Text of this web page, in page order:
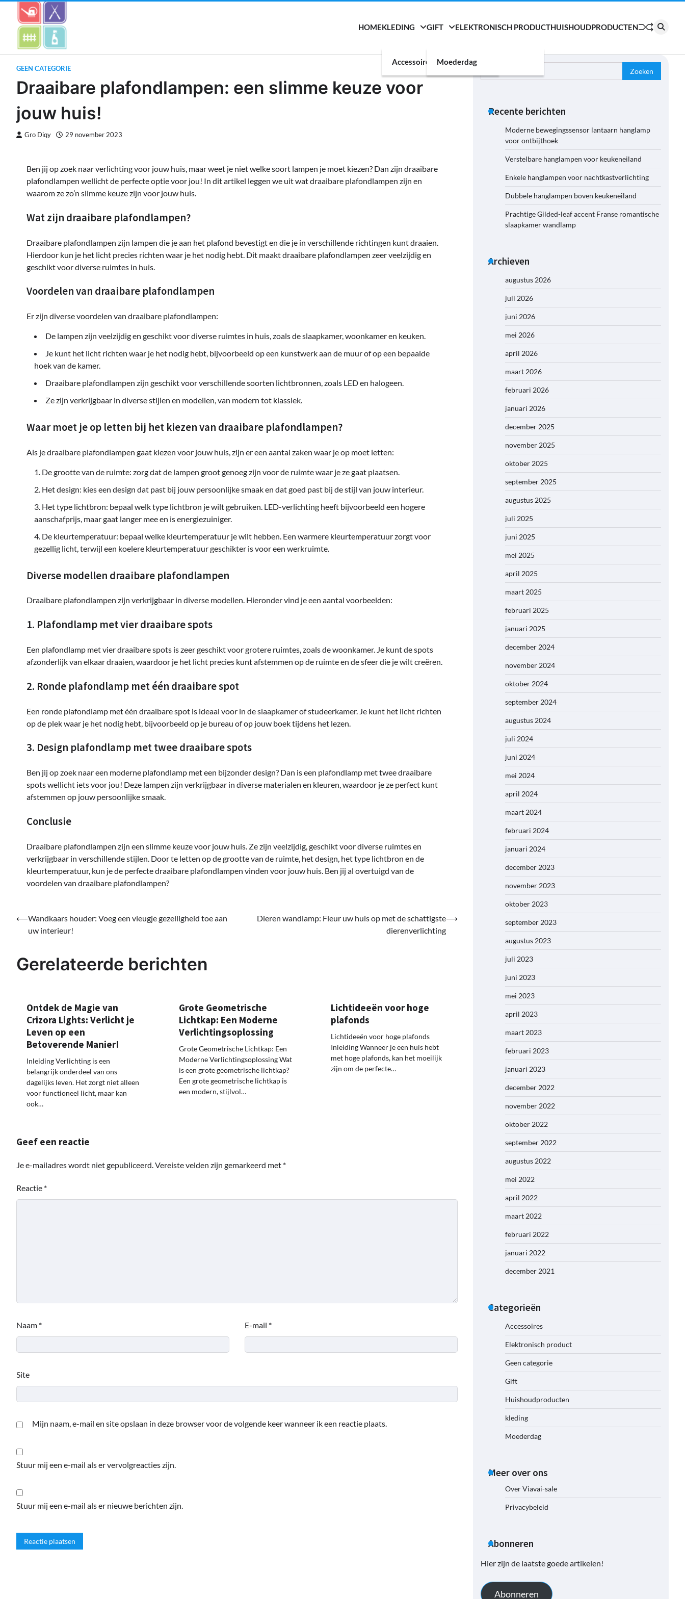
content
HOMEKLEDING
Accessoires
GIFT
Moederdag
ELEKTRONISCH PRODUCTHUISHOUDPRODUCTEN
GEEN CATEGORIE
Draaibare plafondlampen: een slimme keuze voor
jouw huis!
Gro Diqy 29 november 2023
Ben jij op zoek naar verlichting voor jouw huis, maar weet je niet welke soort lampen je moet kiezen? Dan zijn draaibare
plafondlampen wellicht de perfecte optie voor jou! In dit artikel leggen we uit wat draaibare plafondlampen zijn en
waarom ze zo’n slimme keuze zijn voor jouw huis.
Wat zijn draaibare plafondlampen?
Draaibare plafondlampen zijn lampen die je aan het plafond bevestigt en die je in verschillende richtingen kunt draaien.
Hierdoor kun je het licht precies richten waar je het nodig hebt. Dit maakt draaibare plafondlampen zeer veelzijdig en
geschikt voor diverse ruimtes in huis.
Voordelen van draaibare plafondlampen
Er zijn diverse voordelen van draaibare plafondlampen:
De lampen zijn veelzijdig en geschikt voor diverse ruimtes in huis, zoals de slaapkamer, woonkamer en keuken.
Je kunt het licht richten waar je het nodig hebt, bijvoorbeeld op een kunstwerk aan de muur of op een bepaalde
hoek van de kamer.
Draaibare plafondlampen zijn geschikt voor verschillende soorten lichtbronnen, zoals LED en halogeen.
Ze zijn verkrijgbaar in diverse stijlen en modellen, van modern tot klassiek.
Waar moet je op letten bij het kiezen van draaibare plafondlampen?
Als je draaibare plafondlampen gaat kiezen voor jouw huis, zijn er een aantal zaken waar je op moet letten:
De grootte van de ruimte: zorg dat de lampen groot genoeg zijn voor de ruimte waar je ze gaat plaatsen.
Het design: kies een design dat past bij jouw persoonlijke smaak en dat goed past bij de stijl van jouw interieur.
Het type lichtbron: bepaal welk type lichtbron je wilt gebruiken. LED-verlichting heeft bijvoorbeeld een hogere
aanschafprijs, maar gaat langer mee en is energiezuiniger.
De kleurtemperatuur: bepaal welke kleurtemperatuur je wilt hebben. Een warmere kleurtemperatuur zorgt voor
gezellig licht, terwijl een koelere kleurtemperatuur geschikter is voor een werkruimte.
Diverse modellen draaibare plafondlampen
Draaibare plafondlampen zijn verkrijgbaar in diverse modellen. Hieronder vind je een aantal voorbeelden:
1. Plafondlamp met vier draaibare spots
Een plafondlamp met vier draaibare spots is zeer geschikt voor grotere ruimtes, zoals de woonkamer. Je kunt de spots
afzonderlijk van elkaar draaien, waardoor je het licht precies kunt afstemmen op de ruimte en de sfeer die je wilt creëren.
2. Ronde plafondlamp met één draaibare spot
Een ronde plafondlamp met één draaibare spot is ideaal voor in de slaapkamer of studeerkamer. Je kunt het licht richten
op de plek waar je het nodig hebt, bijvoorbeeld op je bureau of op jouw boek tijdens het lezen.
3. Design plafondlamp met twee draaibare spots
Ben jij op zoek naar een moderne plafondlamp met een bijzonder design? Dan is een plafondlamp met twee draaibare
spots wellicht iets voor jou! Deze lampen zijn verkrijgbaar in diverse materialen en kleuren, waardoor je ze perfect kunt
afstemmen op jouw persoonlijke smaak.
Conclusie
Draaibare plafondlampen zijn een slimme keuze voor jouw huis. Ze zijn veelzijdig, geschikt voor diverse ruimtes en
verkrijgbaar in verschillende stijlen. Door te letten op de grootte van de ruimte, het design, het type lichtbron en de
kleurtemperatuur, kun je de perfecte draaibare plafondlampen vinden voor jouw huis. Ben jij al overtuigd van de
voordelen van draaibare plafondlampen?
Bericht
navigatie
⟵Wandkaars houder: Voeg een vleugje gezelligheid toe aan
uw interieur!
Dieren wandlamp: Fleur uw huis op met de schattigste
dierenverlichting
⟶
Gerelateerde berichten
Ontdek de Magie van
Crizora Lights: Verlicht je
Leven op een
Betoverende Manier!
Inleiding Verlichting is een
belangrijk onderdeel van ons
dagelijks leven. Het zorgt niet alleen
voor functioneel licht, maar kan
ook…
Grote Geometrische
Lichtkap: Een Moderne
Verlichtingsoplossing
Grote Geometrische Lichtkap: Een
Moderne Verlichtingsoplossing Wat
is een grote geometrische lichtkap?
Een grote geometrische lichtkap is
een modern, stijlvol…
Lichtideeën voor hoge
plafonds
Lichtideeën voor hoge plafonds
Inleiding Wanneer je een huis hebt
met hoge plafonds, kan het moeilijk
zijn om de perfecte…
Geef een reactie
Je e-mailadres wordt niet gepubliceerd.Vereiste velden zijn gemarkeerd met *
Reactie *
Naam * E-mail *
Site
Mijn naam, e-mail en site opslaan in deze browser voor de volgende keer wanneer ik een reactie plaats.
Stuur mij een e-mail als er vervolgreacties zijn.
Stuur mij een e-mail als er nieuwe berichten zijn.
naar:
Recente berichten
Moderne bewegingssensor lantaarn hanglamp
voor ontbijthoek
Verstelbare hanglampen voor keukeneiland
Enkele hanglampen voor nachtkastverlichting
Dubbele hanglampen boven keukeneiland
Prachtige Gilded-leaf accent Franse romantische
slaapkamer wandlamp
Archieven
augustus 2026
juli 2026
juni 2026
mei 2026
april 2026
maart 2026
februari 2026
januari 2026
december 2025
november 2025
oktober 2025
september 2025
augustus 2025
juli 2025
juni 2025
mei 2025
april 2025
maart 2025
februari 2025
januari 2025
december 2024
november 2024
oktober 2024
september 2024
augustus 2024
juli 2024
juni 2024
mei 2024
april 2024
maart 2024
februari 2024
januari 2024
december 2023
november 2023
oktober 2023
september 2023
augustus 2023
juli 2023
juni 2023
mei 2023
april 2023
maart 2023
februari 2023
januari 2023
december 2022
november 2022
oktober 2022
september 2022
augustus 2022
mei 2022
april 2022
maart 2022
februari 2022
januari 2022
december 2021
Categorieën
Accessoires
Elektronisch product
Geen categorie
Gift
Huishoudproducten
kleding
Moederdag
Meer over ons
Over Viavai-sale
Privacybeleid
Abonneren
Hier zijn de laatste goede artikelen!
Abonneren